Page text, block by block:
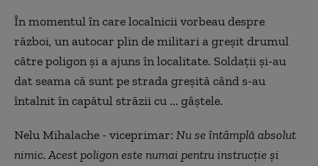
În momentul în care localnicii vorbeau despre
război, un autocar plin de militari a greșit drumul
către poligon și a ajuns în localitate. Soldații și-au
dat seama că sunt pe strada greșită când s-au
întalnit în capătul străzii cu ... gâștele.
Nelu Mihalache - viceprimar: Nu se întâmplă absolut
nimic. Acest poligon este numai pentru instrucție și